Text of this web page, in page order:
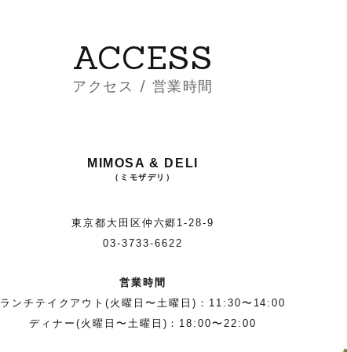
ACCESS
アクセス / 営業時間
MIMOSA & DELI
（ミモザデリ）
東京都大田区仲六郷1-28-9
03-3733-6622
営業時間
ランチテイクアウト(火曜日〜土曜日)：11:30〜14:00
ディナー(火曜日〜土曜日)：18:00〜22:00